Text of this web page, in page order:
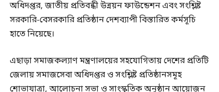
অধিদপ্তর, জাতীয় প্রতিবন্ধী উন্নয়ন ফাউন্ডেশন এবং সংশ্লিষ্ট
সরকারি-বেসরকারি প্রতিষ্ঠান দেশব্যাপী বিস্তারিত কর্মসূচি
হাতে নিয়েছে।
এছাড়া সমাজকল্যাণ মন্ত্রণালয়ের সহযোগিতায় দেশের প্রতিটি
জেলায় সমাজসেবা অধিদপ্তর ও সংশ্লিষ্ট প্রতিষ্ঠানসমূহ
শোভাযাত্রা, আলোচনা সভা ও সাংস্কৃতিক অনুষ্ঠান আয়োজন